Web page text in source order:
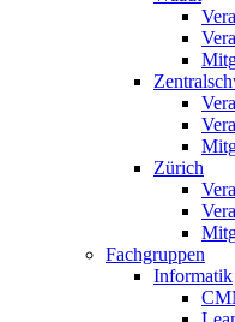
Zürich
Fachgruppen
Informatik